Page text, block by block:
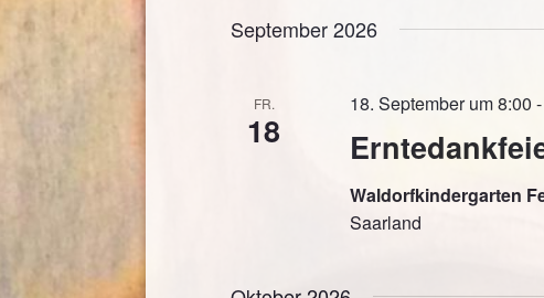
September 2026
FR.
18
18. September um 8:00 -
Waldorfkindergarten
Saarland